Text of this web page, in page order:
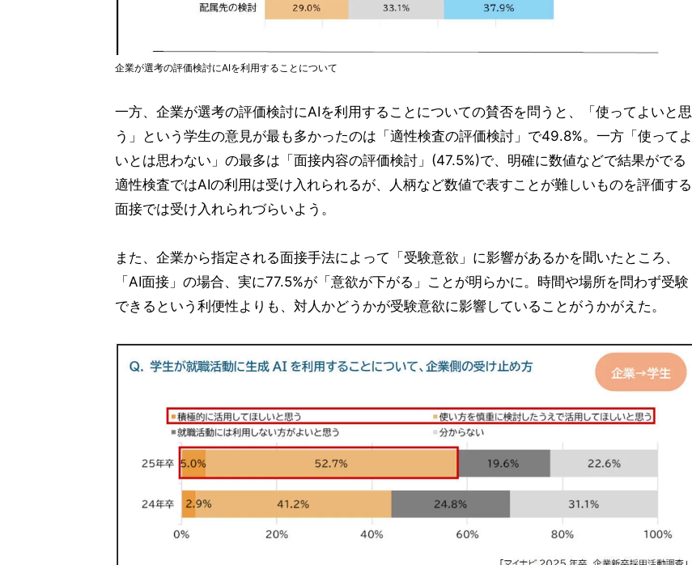
企業が選考の評価検討にAIを利用することについて
一方、企業が選考の評価検討にAIを利用することについての賛否を問うと、「使ってよいと思
う」という学生の意見が最も多かったのは「適性検査の評価検討」で49.8%。一方「使ってよ
いとは思わない」の最多は「面接内容の評価検討」(47.5%)で、明確に数値などで結果がでる
適性検査ではAIの利用は受け入れられるが、人柄など数値で表すことが難しいものを評価する
面接では受け入れられづらいよう。
また、企業から指定される面接手法によって「受験意欲」に影響があるかを聞いたところ、
「AI面接」の場合、実に77.5%が「意欲が下がる」ことが明らかに。時間や場所を問わず受験
できるという利便性よりも、対人かどうかが受験意欲に影響していることがうかがえた。